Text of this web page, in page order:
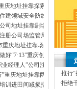
新政策出台注
、
合作的银行，
免银行年费用）
优惠多多！发票
代账服务，在
庆地址挂靠探索特殊教育高
建领域安全防线动员网格
司地址挂靠剧场不再有围
册公司场监管局开展糕点烘
重庆地址挂靠场价格监测分
好“7·13”重庆创业园火灾
业经理人”公司注册地址挂
重庆地址挂靠两江新区开
训进田间减损指导保丰收
·推行
重庆“
·拒绝